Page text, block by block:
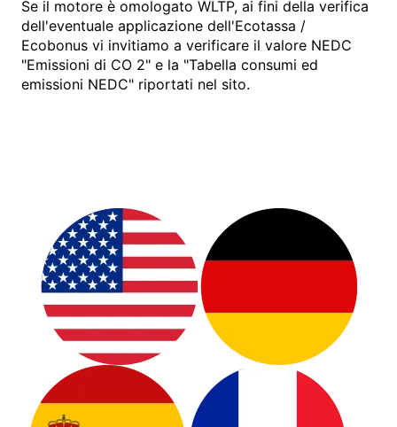
Se il motore è omologato WLTP, ai fini della verifica
dell'eventuale applicazione dell'Ecotassa /
Ecobonus vi invitiamo a verificare il valore NEDC
"Emissioni di CO 2" e la "Tabella consumi ed
emissioni NEDC" riportati nel sito.